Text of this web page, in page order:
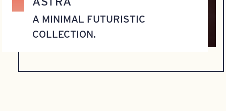
A MINIMAL FUTURISTIC
COLLECTION.